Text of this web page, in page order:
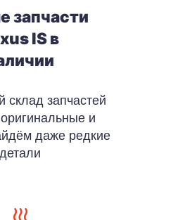
запчасти
IS в
склад запчастей
и
даже редкие
детали